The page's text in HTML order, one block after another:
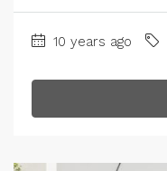
10 years ago